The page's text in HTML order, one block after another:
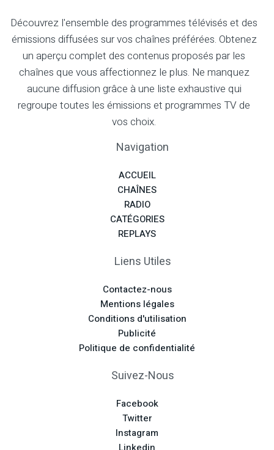
Découvrez l'ensemble des programmes télévisés et des
émissions diffusées sur vos chaînes préférées. Obtenez
un aperçu complet des contenus proposés par les
chaînes que vous affectionnez le plus. Ne manquez
aucune diffusion grâce à une liste exhaustive qui
regroupe toutes les émissions et programmes TV de
vos choix.
Navigation
ACCUEIL
CHAÎNES
RADIO
CATÉGORIES
REPLAYS
Liens Utiles
Contactez-nous
Mentions légales
Conditions d'utilisation
Publicité
Politique de confidentialité
Suivez-Nous
Facebook
Twitter
Instagram